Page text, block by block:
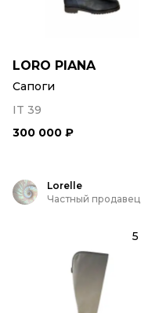
LORO PIANA
Сапоги
IT 39
300 000 ₽
Lorelle
Частный продавец
5